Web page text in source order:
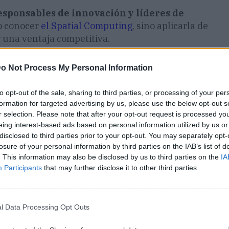
Not Process My Personal Information
opt-out of the sale, sharing to third parties, or processing of your
for targeted advertising by us, please use the below opt-out
selection. Please note that after your opt-out request is processed
interest-based ads based on personal information utilized by us
to third parties prior to your opt-out. You may separately
of your personal information by third parties on the IAB’s list of
This information may also be disclosed by us to third parties on the
Participants that may further disclose it to other third parties.
Data Processing Opt Outs
de innovación y líderes de
conocer el Spatial Computing, sino aplicarla de
ventaja competitiva.
para que las empresas puedan explorar e
proceso estructurado:
enfoque práctico para conocer los fundamentos y
y estratégicos.
de estrategia, diseño e ingeniería de L+R trabajarán con
sinergias entre su experiencia en el sector y el
el galardonado equipo de producción de L+R, que permitirá
del Apple Vision Pro en su industria y fomentar una